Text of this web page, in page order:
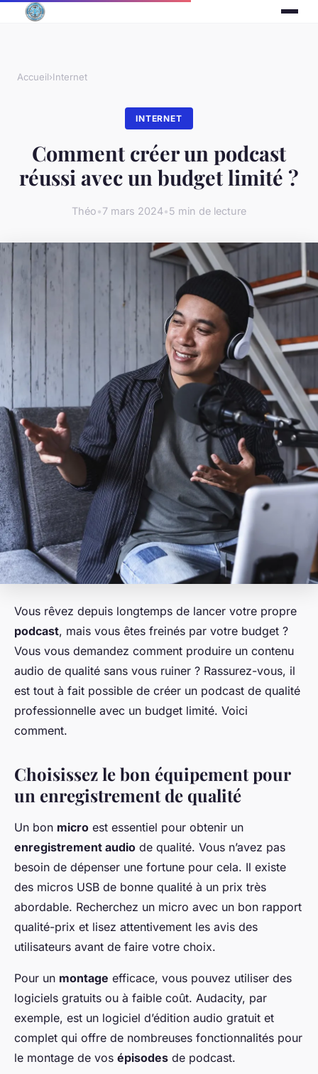
Accueil›Internet
INTERNET
Comment créer un podcast
réussi avec un budget limité ?
Théo•7 mars 2024•5 min de lecture
Vous rêvez depuis longtemps de lancer votre propre
podcast, mais vous êtes freinés par votre budget ?
Vous vous demandez comment produire un contenu
audio de qualité sans vous ruiner ? Rassurez-vous, il
est tout à fait possible de créer un podcast de qualité
professionnelle avec un budget limité. Voici
comment.
Choisissez le bon équipement pour
un enregistrement de qualité
Un bon micro est essentiel pour obtenir un
enregistrement audio de qualité. Vous n’avez pas
besoin de dépenser une fortune pour cela. Il existe
des micros USB de bonne qualité à un prix très
abordable. Recherchez un micro avec un bon rapport
qualité-prix et lisez attentivement les avis des
utilisateurs avant de faire votre choix.
Pour un montage efficace, vous pouvez utiliser des
logiciels gratuits ou à faible coût. Audacity, par
exemple, est un logiciel d’édition audio gratuit et
complet qui offre de nombreuses fonctionnalités pour
le montage de vos épisodes de podcast.